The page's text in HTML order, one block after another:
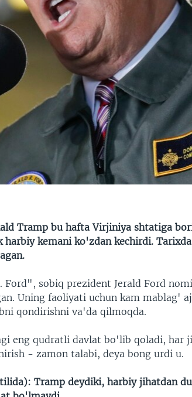
Tramp bu hafta Virjiniya shtatiga
kemani ko'zdan kechirdi.
Ford", sobiq prezident Jerald Ford
Uning faoliyati uchun kam mablag'
qondirishni va'da qilmoqda.
eng qudratli davlat bo'lib qoladi, har
- zamon talabi, deya bong urdi u.
Tramp deydiki, harbiy jihatdan